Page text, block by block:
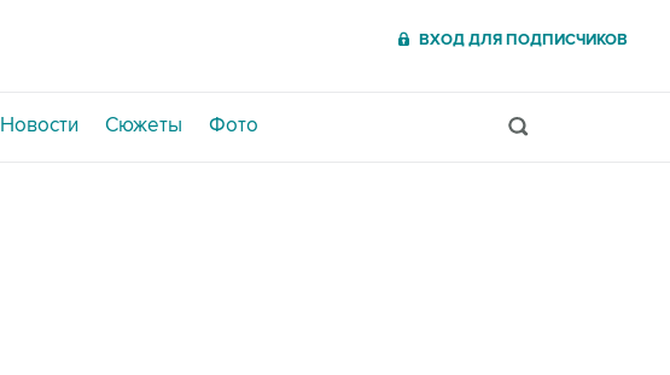
ВХОД ДЛЯ ПОДПИСЧИКОВ
Новости Сюжеты Фото